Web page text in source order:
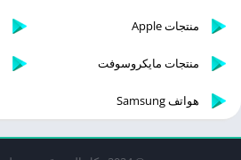
منتجات Apple
منتجات مايكروسوفت
هواتف Samsung